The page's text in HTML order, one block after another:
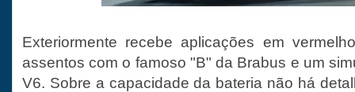
Exteriormente recebe aplicações em
assentos com o famoso "B" da Brabus e um
V6. Sobre a capacidade da bateria não há